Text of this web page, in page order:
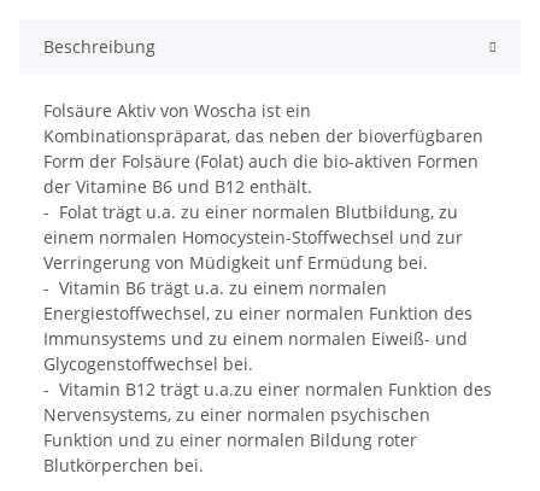
Beschreibung
Folsäure Aktiv von Woscha ist ein
Kombinationspräparat, das neben der bioverfügbaren
Form der Folsäure (Folat) auch die bio-aktiven Formen
der Vitamine B6 und B12 enthält.
- Folat trägt u.a. zu einer normalen Blutbildung, zu
einem normalen Homocystein-Stoffwechsel und zur
Verringerung von Müdigkeit unf Ermüdung bei.
- Vitamin B6 trägt u.a. zu einem normalen
Energiestoffwechsel, zu einer normalen Funktion des
Immunsystems und zu einem normalen Eiweiß- und
Glycogenstoffwechsel bei.
- Vitamin B12 trägt u.a.zu einer normalen Funktion des
Nervensystems, zu einer normalen psychischen
Funktion und zu einer normalen Bildung roter
Blutkörperchen bei.